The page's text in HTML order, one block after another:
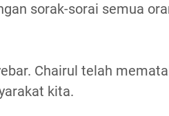
sorak-sorai semua
Chairul telah
kita.